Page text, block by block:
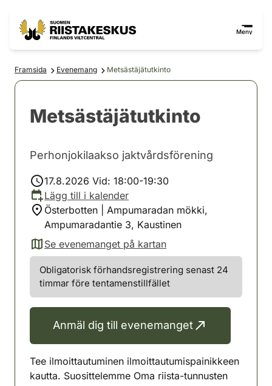
Meny
Framsida Evenemang Metsästäjätutkinto
Metsästäjätutkinto
Perhonjokilaakso jaktvårdsförening
17.8.2026 Vid: 18:00-19:30
Lägg till i kalender
Österbotten | Ampumaradan mökki,
Ampumaradantie 3, Kaustinen
Se evenemanget på kartan
(avautuu uuteen välilehteen)
Obligatorisk förhandsregistrering senast 24
timmar före tentamenstillfället
Anmäl dig till evenemanget
Tee ilmoittautuminen ilmoittautumispainikkeen
kautta. Suosittelemme Oma riista-tunnusten